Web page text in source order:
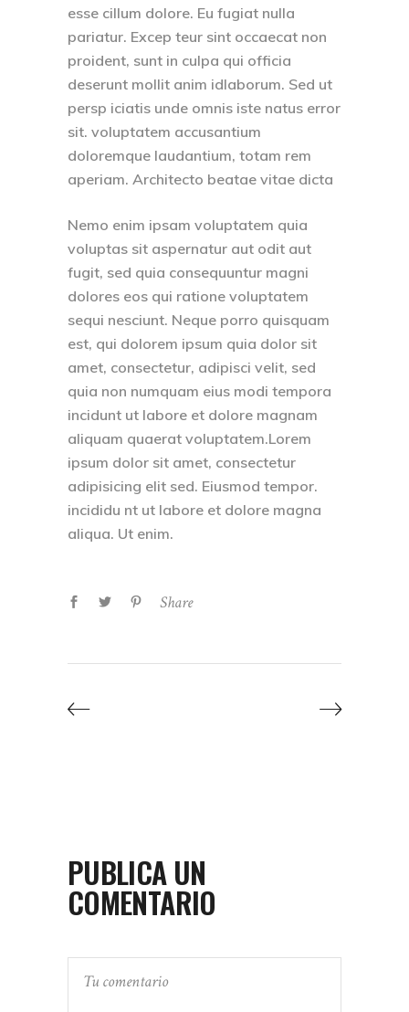
esse cillum dolore. Eu fugiat nulla
pariatur. Excep teur sint occaecat non
proident, sunt in culpa qui officia
deserunt mollit anim idlaborum. Sed ut
persp iciatis unde omnis iste natus error
sit. voluptatem accusantium
doloremque laudantium, totam rem
aperiam. Architecto beatae vitae dicta
Nemo enim ipsam voluptatem quia
voluptas sit aspernatur aut odit aut
fugit, sed quia consequuntur magni
dolores eos qui ratione voluptatem
sequi nesciunt. Neque porro quisquam
est, qui dolorem ipsum quia dolor sit
amet, consectetur, adipisci velit, sed
quia non numquam eius modi tempora
incidunt ut labore et dolore magnam
aliquam quaerat voluptatem.Lorem
ipsum dolor sit amet, consectetur
adipisicing elit sed. Eiusmod tempor.
incididu nt ut labore et dolore magna
aliqua. Ut enim.
Share
PUBLICA UN
COMENTARIO